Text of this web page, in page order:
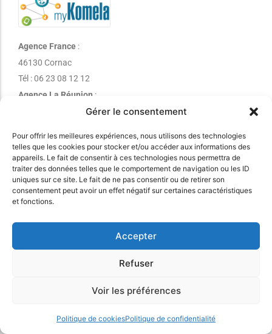
Gérer le consentement
Pour offrir les meilleures expériences, nous utilisons des technologies
telles que les cookies pour stocker et/ou accéder aux informations des
appareils. Le fait de consentir à ces technologies nous permettra de
traiter des données telles que le comportement de navigation ou les ID
uniques sur ce site. Le fait de ne pas consentir ou de retirer son
consentement peut avoir un effet négatif sur certaines caractéristiques
et fonctions.
Accepter
Refuser
Voir les préférences
Politique de cookiesPolitique de confidentialité
Agence France :
46130 Cornac
Tél : 06 23 08 12 12
Agence La Réunion :
97420 Le Port, La Réunion
Mail : contact@mykomela.com
myKomela
Accueil
Fonctionnalités
Facturation
Synchro eCommerce